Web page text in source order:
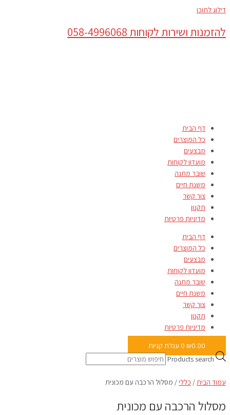
דילוג לתוכן
להזמנות ושירות לקוחות 058-4996068
דף הבית
כל המוצרים
מבצעים
מועדון לקוחות
שובר מתנה
משנת חיים
צור קשר
תקנון
מדיניות פרטיות
דף הבית
כל המוצרים
מבצעים
מועדון לקוחות
שובר מתנה
משנת חיים
צור קשר
תקנון
מדיניות פרטיות
₪0.00
0 עגלת קניות
Products search
עמוד הבית/ כללי/ מסלול הרכבה עם מכונית
מסלול הרכבה עם מכונית